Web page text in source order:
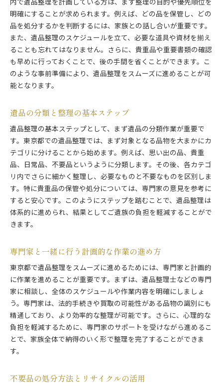
内で遺品整理を計画している方は、まず整理の目的や優先順位を
明確にすることが求められます。例えば、どの品を保管し、どの
品を処分するかを判断するには、家族との話し合いが重要です。
また、遺品整理のスケジュールを立て、必要な道具や資材を揃え
ることも忘れてはなりません。さらに、貴重品や重要書類の確認
も早めに行っておくことで、後の手間を省くことができます。こ
のような事前準備により、遺品整理をスムーズに進めることが可
能となります。
遺品の分類と整理の基本ステップ
遺品整理の基本ステップとして、まず遺品の分類作業が重要で
す。東京都での遺品整理では、まず対象となる品物を大まかにカ
テゴリに分けることから始めます。例えば、思い出の品、貴重
品、日常品、不要品というように分類します。その後、各カテゴ
リ内でさらに細かく整理し、必要なものと不要なものを区別しま
す。特に貴重品の保管や処分については、専門家の意見を参考に
すると安心です。このようにステップを踏むことで、遺品整理は
体系的に進められ、結果としてご遺族の負担を軽減することがで
きます。
専門家と一緒に行う計画的な作業の進め方
東京都で遺品整理をスムーズに進めるためには、専門家と計画的
に作業を進めることが重要です。まずは、遺品整理士などの専門
家に相談し、全体のスケジュールや作業内容を明確にしましょ
う。専門家は、法的手続きや買取の可能性がある品物の識別にも
精通しており、より効率的な整理が可能です。さらに、心理的な
負担を軽減するために、専門家のサポートを受けながら進めるこ
とで、家族全体で納得のいく形で整理を完了することができま
す。
不要品の処分方法とリサイクルの活用